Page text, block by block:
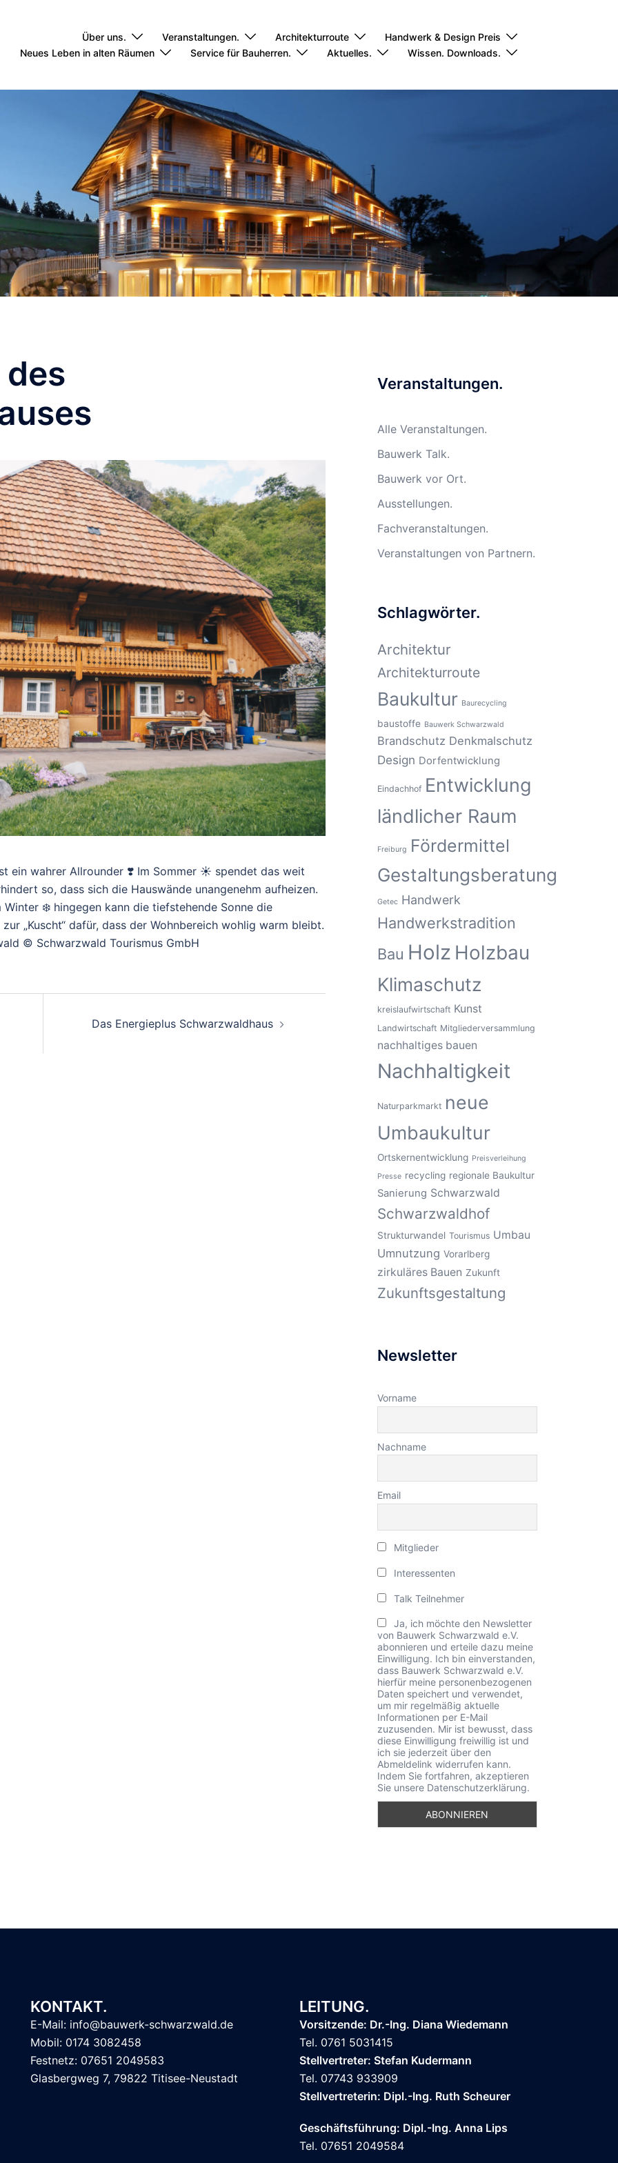
Über uns. Veranstaltungen. Architekturroute
Handwerk & Design Preis
Neues Leben in alten Räumen
Service für Bauherren. Aktuelles. Wissen. Downloads.
ein wahrer Allrounder ❣️ Im Sommer ☀️ spendet das weit
so, dass sich die Hauswände unangenehm aufheizen.
❄️ hingegen kann die tiefstehende Sonne die
„Kuscht“ dafür, dass der Wohnbereich wohlig warm bleibt.
© Schwarzwald Tourismus GmbH
Das Energieplus Schwarzwaldhaus
Veranstaltungen.
Alle Veranstaltungen.
Bauwerk Talk.
Bauwerk vor Ort.
Ausstellungen.
Fachveranstaltungen.
Veranstaltungen von Partnern.
Schlagwörter.
Architektur
Architekturroute
Baukultur Baurecycling
baustoffe Bauwerk Schwarzwald
Brandschutz Denkmalschutz
Design Dorfentwicklung
Eindachhof Entwicklung
ländlicher Raum
Freiburg Fördermittel
Gestaltungsberatung
Getec Handwerk
Handwerkstradition
Bau Holz Holzbau
Klimaschutz
kreislaufwirtschaft Kunst
Landwirtschaft Mitgliederversammlung
nachhaltiges bauen
Nachhaltigkeit
Naturparkmarkt neue
Umbaukultur
Ortskernentwicklung Preisverleihung
Presse recycling regionale Baukultur
Sanierung Schwarzwald
Schwarzwaldhof
Strukturwandel Tourismus Umbau
Umnutzung Vorarlberg
zirkuläres Bauen Zukunft
Zukunftsgestaltung
Newsletter
Vorname
Nachname
Email
Mitglieder
Interessenten
Talk Teilnehmer
Ja, ich möchte den Newsletter
von Bauwerk Schwarzwald e.V.
abonnieren und erteile dazu meine
Einwilligung. Ich bin einverstanden,
dass Bauwerk Schwarzwald e.V.
hierfür meine personenbezogenen
Daten speichert und verwendet,
um mir regelmäßig aktuelle
Informationen per E-Mail
zuzusenden. Mir ist bewusst, dass
diese Einwilligung freiwillig ist und
ich sie jederzeit über den
Abmeldelink widerrufen kann.
Indem Sie fortfahren, akzeptieren
Sie unsere Datenschutzerklärung.
KONTAKT.
E-Mail: info@bauwerk-schwarzwald.de
Mobil: 0174 3082458
Festnetz: 07651 2049583
Glasbergweg 7, 79822 Titisee-Neustadt
LEITUNG.
Vorsitzende: Dr.-Ing. Diana Wiedemann
Tel. 0761 5031415
Stellvertreter: Stefan Kudermann
Tel. 07743 933909
Stellvertreterin: Dipl.-Ing. Ruth Scheurer
Geschäftsführung: Dipl.-Ing. Anna Lips
Tel. 07651 2049584